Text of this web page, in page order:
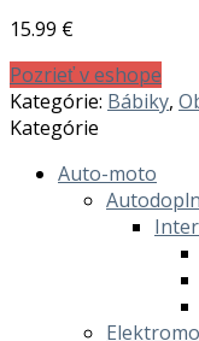
15.99 €
Pozrieť v eshope
Kategórie: Bábiky,
Kategórie
Auto-moto